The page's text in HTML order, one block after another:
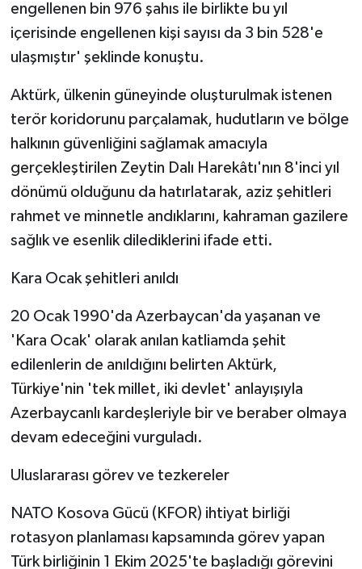
engellenen bin 976 şahıs ile birlikte bu yıl
içerisinde engellenen kişi sayısı da 3 bin 528'e
ulaşmıştır' şeklinde konuştu.
Aktürk, ülkenin güneyinde oluşturulmak istenen
terör koridorunu parçalamak, hudutların ve bölge
halkının güvenliğini sağlamak amacıyla
gerçekleştirilen Zeytin Dalı Harekâtı'nın 8'inci yıl
dönümü olduğunu da hatırlatarak, aziz şehitleri
rahmet ve minnetle andıklarını, kahraman gazilere
sağlık ve esenlik dilediklerini ifade etti.
Kara Ocak şehitleri anıldı
20 Ocak 1990'da Azerbaycan'da yaşanan ve
'Kara Ocak' olarak anılan katliamda şehit
edilenlerin de anıldığını belirten Aktürk,
Türkiye'nin 'tek millet, iki devlet' anlayışıyla
Azerbaycanlı kardeşleriyle bir ve beraber olmaya
devam edeceğini vurguladı.
Uluslararası görev ve tezkereler
NATO Kosova Gücü (KFOR) ihtiyat birliği
rotasyon planlaması kapsamında görev yapan
Türk birliğinin 1 Ekim 2025'te başladığı görevini